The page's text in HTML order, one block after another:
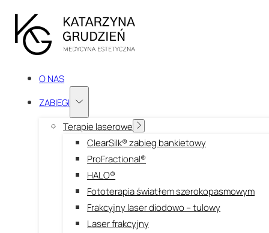
O NAS
ZABIEGI
Terapie laserowe
ClearSilk® zabieg bankietowy
ProFractional®
HALO®
Fototerapia światłem szerokopasmowym
Frakcyjny laser diodowo – tulowy
Laser frakcyjny